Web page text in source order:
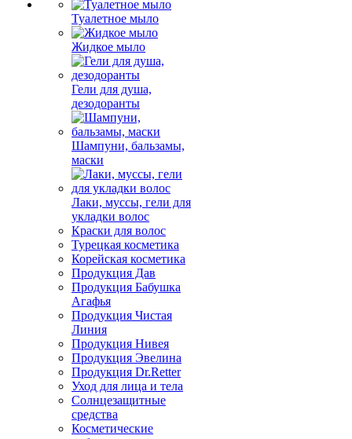
Туалетное мыло
Жидкое мыло
Гели для душа,
дезодоранты
Шампуни, бальзамы,
маски
Лаки, муссы, гели для
укладки волос
Краски для волос
Турецкая косметика
Корейская косметика
Продукция Дав
Продукция Бабушка
Агафья
Продукция Чистая
Линия
Продукция Нивея
Продукция Эвелина
Продукция Dr.Retter
Уход для лица и тела
Солнцезащитные
средства
Косметические